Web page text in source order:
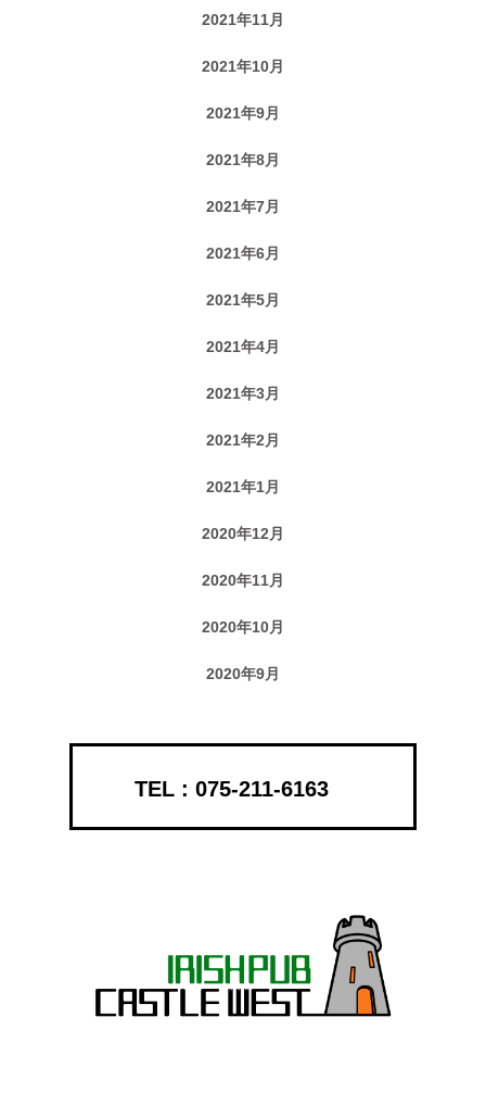
2021年11月
2021年10月
2021年9月
2021年8月
2021年7月
2021年6月
2021年5月
2021年4月
2021年3月
2021年2月
2021年1月
2020年12月
2020年11月
2020年10月
2020年9月
075-211-6163